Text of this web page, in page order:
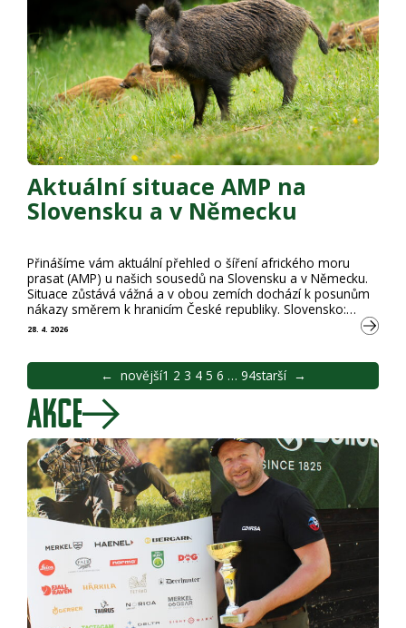
Aktuální situace AMP na
Slovensku a v Německu
28. 4. 2026
Přinášíme vám aktuální přehled o šíření afrického moru
prasat (AMP) u našich sousedů na Slovensku a v Německu.
Situace zůstává vážná a v obou zemích dochází k posunům
nákazy směrem k hranicím České republiky. Slovensko:
Posun k hranicím Zlínského a Moravskoslezského kraje Na
Slovensku bylo od začátku roku do 27. 4. 2026 potvrzeno 89
zatím nebylo hlášeno žádné ohnisko …
← novější1 2 3 4 5 6 … 94starší →
AKCE